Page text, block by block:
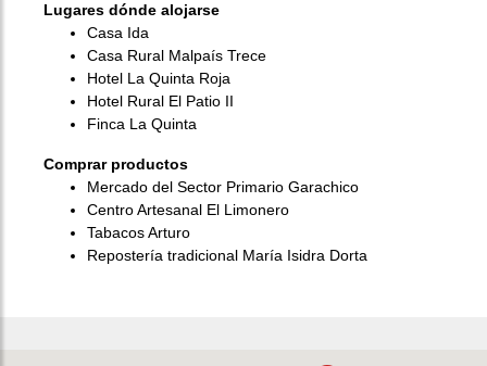
Lugares dónde alojarse
Casa Ida
Casa Rural Malpaís Trece
Hotel La Quinta Roja
Hotel Rural El Patio II
Finca La Quinta
Comprar productos
Mercado del Sector Primario Garachico
Centro Artesanal El Limonero
Tabacos Arturo
Repostería tradicional María Isidra Dorta